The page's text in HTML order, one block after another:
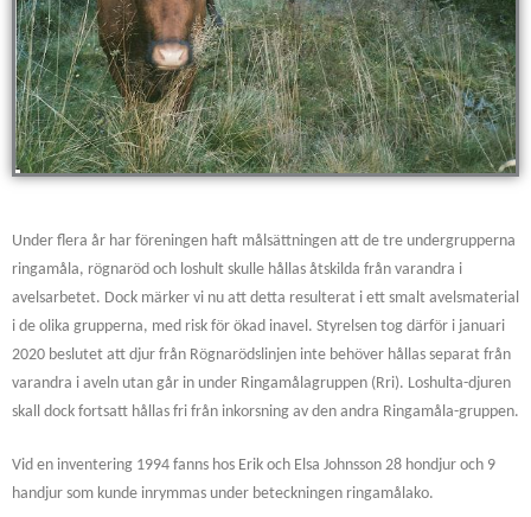
Under flera år har föreningen haft målsättningen att de tre undergrupperna
ringamåla, rögnaröd och loshult skulle hållas åtskilda från varandra i
avelsarbetet. Dock märker vi nu att detta resulterat i ett smalt avelsmaterial
i de olika grupperna, med risk för ökad inavel. Styrelsen tog därför i januari
2020 beslutet att djur från Rögnarödslinjen inte behöver hållas separat från
varandra i aveln utan går in under Ringamålagruppen (Rri). Loshulta-djuren
skall dock fortsatt hållas fri från inkorsning av den andra Ringamåla-gruppen.
Vid en inventering 1994 fanns hos Erik och Elsa Johnsson 28 hondjur och 9
handjur som kunde inrymmas under beteckningen ringamålako.